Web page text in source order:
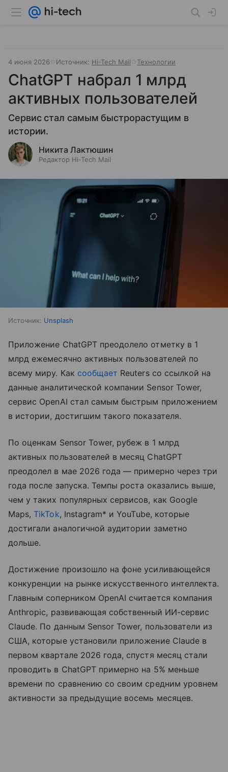
4 июня 2026 Источник: Hi-Tech Mail Технологии
ChatGPT набрал 1 млрд
активных пользователей
Сервис стал самым быстрорастущим в
истории.
Никита Лактюшин
Редактор Hi-Tech Mail
Источник: Unsplash
Приложение ChatGPT преодолело отметку в 1
млрд ежемесячно активных пользователей по
всему миру. Как сообщает Reuters со ссылкой на
данные аналитической компании Sensor Tower,
сервис OpenAI стал самым быстрым приложением
в истории, достигшим такого показателя.
По оценкам Sensor Tower, рубеж в 1 млрд
активных пользователей в месяц ChatGPT
преодолел в мае 2026 года — примерно через три
года после запуска. Темпы роста оказались выше,
чем у таких популярных сервисов, как Google
Maps, TikTok, Instagram* и YouTube, которые
достигали аналогичной аудитории заметно
дольше.
Достижение произошло на фоне усиливающейся
конкуренции на рынке искусственного интеллекта.
Главным соперником OpenAI считается компания
Anthropic, развивающая собственный ИИ-сервис
Claude. По данным Sensor Tower, пользователи из
США, которые установили приложение Claude в
первом квартале 2026 года, спустя месяц стали
проводить в ChatGPT примерно на 5% меньше
времени по сравнению со своим средним уровнем
активности за предыдущие восемь месяцев.